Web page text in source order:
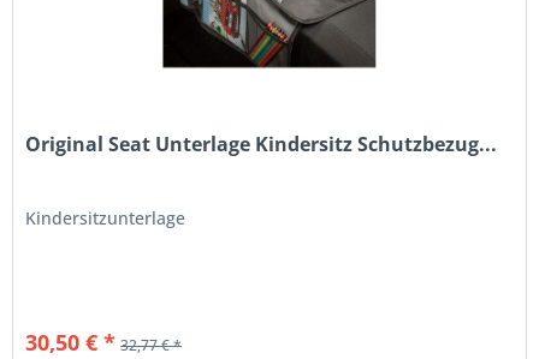
Original Seat Unterlage Kindersitz Schutzbezug...
Kindersitzunterlage
30,50 € * 32,77 € *